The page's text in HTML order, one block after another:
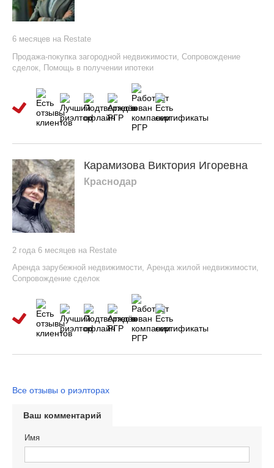
6 месяцев на Restate
Продажа-покупка загородной недвижимости Сопровождение
сделок Помощь в получении ипотеки
Карамизова Виктория Игоревна
Краснодар
2 года 6 месяцев на Restate
Аренда зарубежной недвижимости Аренда жилой недвижимости
Сопровождение сделок
Все отзывы о риэлторах
Ваш комментарий
Имя